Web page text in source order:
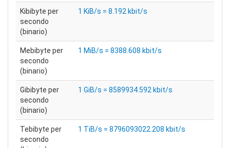
Kibibyte per
secondo
(binario)
1 KiB/s = 8.192 kbit/s
Mebibyte per
secondo
(binario)
1 MiB/s = 8388.608 kbit/s
Gibibyte per
secondo
(binario)
1 GiB/s = 8589934.592 kbit/s
Tebibyte per
secondo
1 TiB/s = 8796093022.208 kbit/s